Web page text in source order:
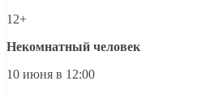
12+
Некомнатный человек
10 июня в 12:00